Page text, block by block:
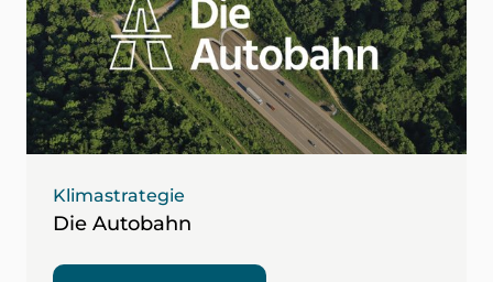
Klimastrategie
Die Autobahn